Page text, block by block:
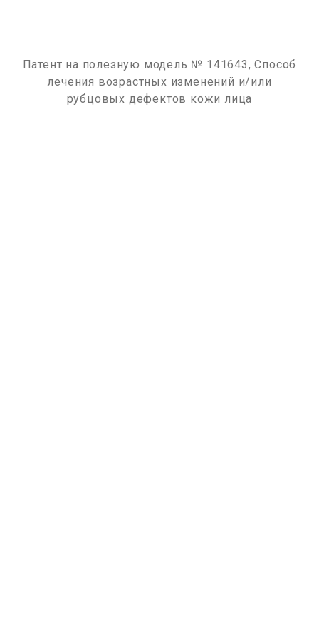
Патент на полезную модель № 141643, Способ
лечения возрастных изменений и/или
рубцовых дефектов кожи лица